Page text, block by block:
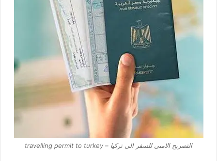
التصريح الامنى للسفر الى تركيا – travelling permit to turkey